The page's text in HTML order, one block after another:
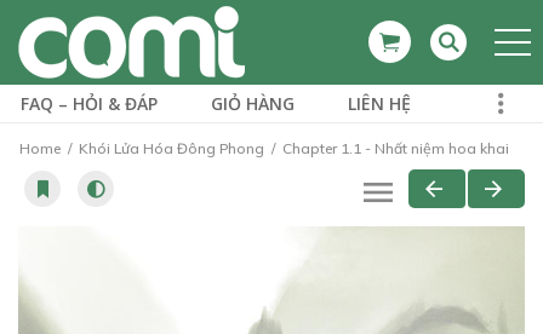
FAQ – HỎI & ĐÁP GIỎ HÀNG LIÊN HỆ
Home Khói Lửa Hóa Đông Phong Chapter 1.1 - Nhất niệm hoa khai